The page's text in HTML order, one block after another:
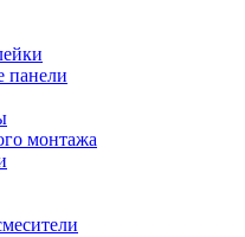
панели
монтажа